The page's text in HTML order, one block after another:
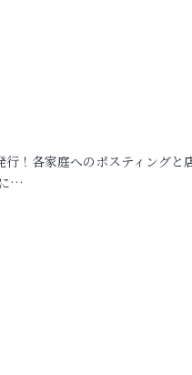
！各家庭へのポスティングと
…